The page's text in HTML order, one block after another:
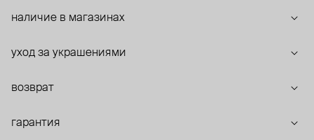
наличие в магазинах
уход за украшениями
возврат
гарантия